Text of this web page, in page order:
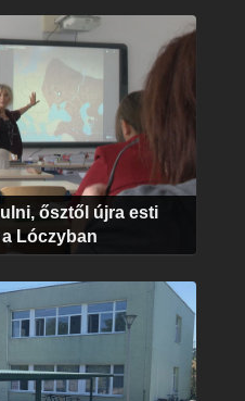
ősztől újra esti
Lóczyban